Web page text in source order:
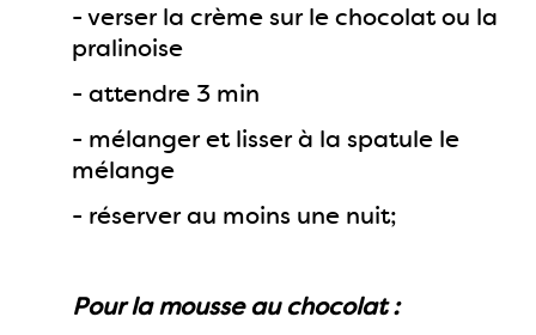
- verser la crème sur le chocolat ou la
pralinoise
- attendre 3 min
- mélanger et lisser à la spatule le
mélange
- réserver au moins une nuit;
Pour la mousse au chocolat :